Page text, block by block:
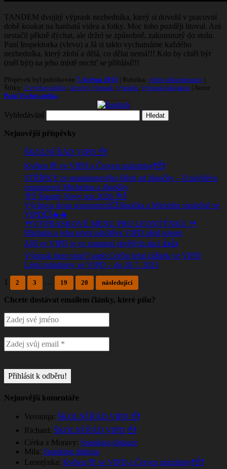
TANDEM dvojitý výprask nezbedníka, který si dovolil v pracovní
době koukat na hanbatá videa a fotky. Moc toho později litoval. Ani
nestačil pěkně dýchat, ale držel se způsobně, zakousnutý do stolu.
Paní Inspektorka (vlevo) a Já si takto vychutnáme každého
nezbedníka, který zlobí a dělá, co dělat nemá!!! Kdo by chtěl být
(měl být) na jeho místě nechť se přihlásí!!!
Příspěvek byl publikován 7. května 2015 | Rubrika: video dokumentace
Štítky: 2 vychovatelky, dvojitý výprask, výprask, výprask rákoskou | Autor:
Paní Vychovatelka.
Vyhledávání
Nejnovější příspěvky
ŠKOLNÍ ŘÁD VIPD ☝️❗
Květen 🌸 ve VIPD a Červen prázdniny❗☝️❗
STŘÍPKY ze spankingového štěstí od Jánočky – II.návštěva
sourozenců Michelina a Jánočky
🥂🍾 Štastný Nový rok 2026 🥂🍾
Výchova dvou sourozenců💥Jánočka a Michelin společně ve
VIPD💥🔥🔥
🍴VÝPRASKOVÉ MENU PRO LEONTÝNKU 🍴
Michelin a jeho první návštěva VIPD před rokem
Září ve VIPD je ve znamení skvělých akcí 👍👍
Výprask beze stop?! aneb Cérčin letní zážitek ve VIPD
Letní prázdniny ve VIPD – do 20.7. 2025
1
2 3 … 19 20 následující
Chcete dostávat emailem články, které píšu?
Nejnovější komentáře
Veroniqa: ŠKOLNÍ ŘÁD VIPD ☝️❗
Richard: ŠKOLNÍ ŘÁD VIPD ☝️❗
Cérka z Moravy: Spanking diskuze
Mila: Spanking diskuze
Leontýnka: Květen 🌸 ve VIPD a Červen prázdniny❗☝️❗